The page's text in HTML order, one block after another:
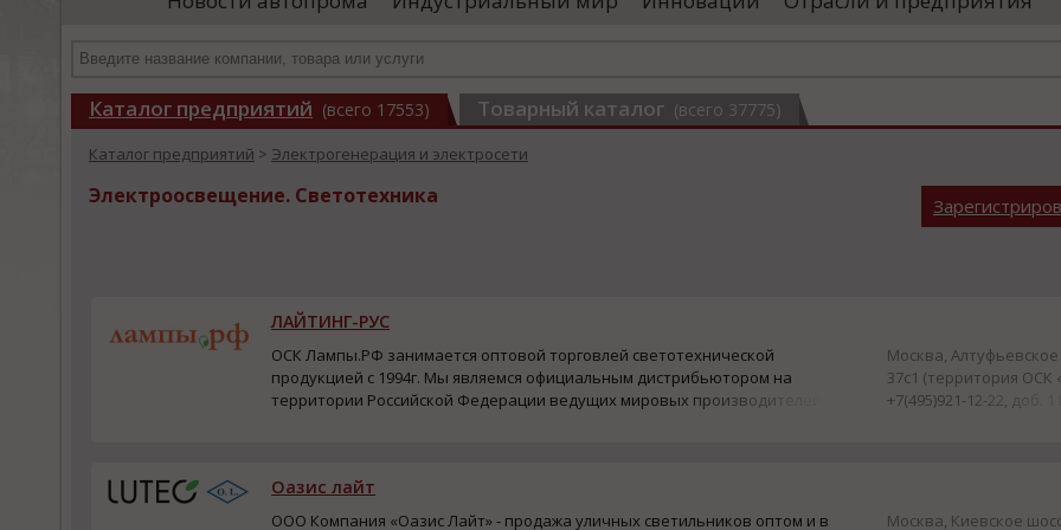
иностранными удостоверяющими центрами.
проводятся необходимые проверки, после
«Уральские
Каталог предприятий (всего 17553) Товарный каталог (всего 37775)
Каталог предприятий > Электрогенерация и электросети
Электроосвещение. Светотехника
ЛАЙТИНГ-РУС
ОСК Лампы.РФ занимается оптовой торговлей светотехнической
продукцией с 1994г. Мы являемся официальным дистрибьютором на
территории Российской Федерации ведущих мировых производителей:
Москва,
37с1 (территория ОСК
+7(495)921-12-22, доб. 112
Оазис лайт
ООО Компания «Оазис Лайт» - продажа уличных светильников оптом и в
Москва, Киевское